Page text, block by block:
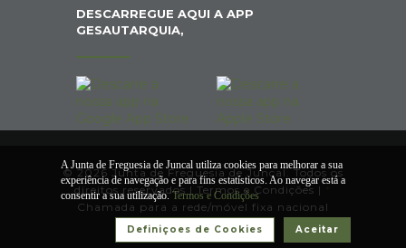
DESCARREGUE AQUI A APP
GESAUTARQUIA,
© 2026 Junta de Freguesia de Juncal. Todos os
direitos reservados | Termos e Condições |
Chamada para a rede/móvel fixa nacional
A Junta de Freguesia de Juncal utiliza cookies para melhorar a sua
experiência de navegação e para fins estatísticos. Ao navegar está a
consentir a sua utilização.Termos e Condições
Aceitar
Definiçoes de Cookies